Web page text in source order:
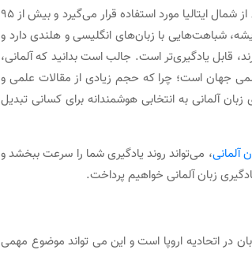
زبان آلمانی به‌عنوان زبان رسمی در آلمان، اتریش، سوئیس و بخش‌هایی از شمال ایتالیا مورد استفاده قرار می‌گیرد و بیش از ۹۵
شباهت‌هایی با زبان‌های انگلیسی و هلندی دارد و
قابل یادگیری‌تر است. جالب است بدانید که آلمانی،
جهان است؛ چرا که حجم زیادی از مقالات علمی و
آلمانی به انتخابی هوشمندانه برای کسانی تبدیل
آلمانی، می‌تواند روند یادگیری شما را سرعت ببخشد و
زبان آلمانی خواهیم پرداخت.
ترین زبان در اتحادیه اروپا است و این می تواند موضوع مهمی